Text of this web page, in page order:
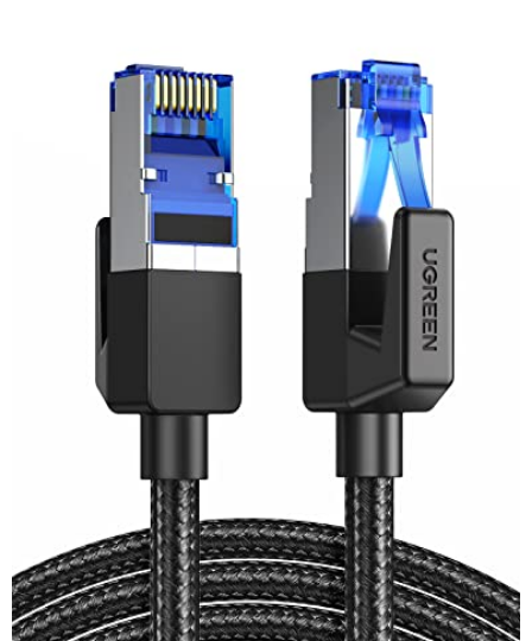
Large compatibilité: idéal pour commutateurs Ethernet gigabit,
consoles PS4, lecteurs multimédia et autres équipements RJ45.
Durabilité et Fiabilité
Testé rigoureusement avec des analyseurs professionnels, ce câble
LAN est conçu pour durer, offrant une résistance optimale même
avec des branchements répétés.
Installation facile et rapide
Performance stable dans tous les environnements
Compatible avec tous les standards Cat5, Cat5e, Cat6 et supérieur